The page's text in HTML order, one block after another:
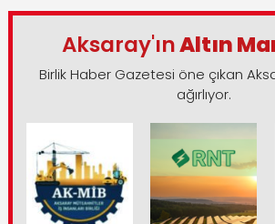
Aksaray'ınAltın
Birlik Haber Gazetesi öne çıkan
ağırlıyor.